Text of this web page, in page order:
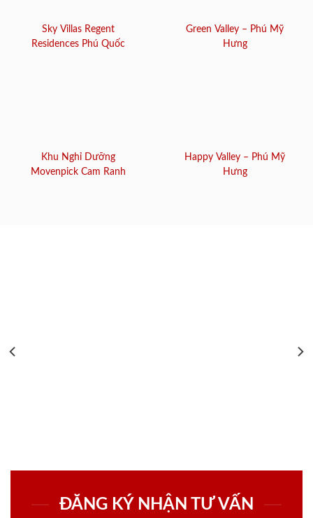
Sky Villas Regent
Residences Phú Quốc
Green Valley – Phú Mỹ
Hưng
Khu Nghỉ Dưỡng
Movenpick Cam Ranh
Happy Valley – Phú Mỹ
Hưng
ĐĂNG KÝ NHẬN TƯ VẤN